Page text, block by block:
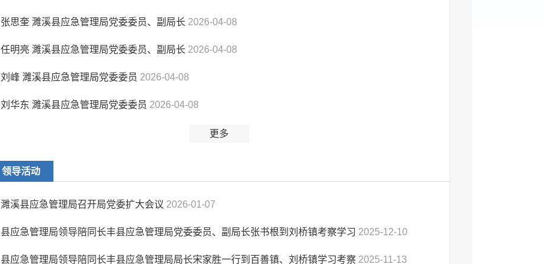
张思奎 濉溪县应急管理局党委委员、副局长 2026-04-08
任明亮 濉溪县应急管理局党委委员、副局长 2026-04-08
刘峰 濉溪县应急管理局党委委员 2026-04-08
刘华东 濉溪县应急管理局党委委员 2026-04-08
更多
领导活动
濉溪县应急管理局召开局党委扩大会议 2026-01-07
县应急管理局领导陪同长丰县应急管理局党委委员、副局长张书根到刘桥镇考察学习 2025-12-10
县应急管理局领导陪同长丰县应急管理局局长宋家胜一行到百善镇、刘桥镇学习考察 2025-11-13